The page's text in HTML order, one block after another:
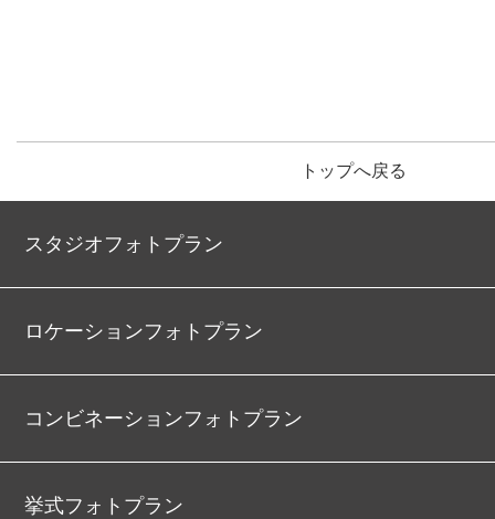
トップへ戻る
スタジオフォトプラン
ロケーションフォトプラン
コンビネーションフォトプラン
挙式フォトプラン